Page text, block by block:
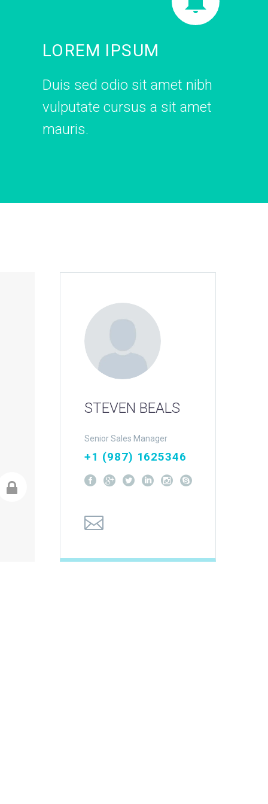

LOREM IPSUM
Duis sed odio sit amet nibh
vulputate cursus a sit amet
mauris.
STEVEN BEALS
Senior Sales Manager
+1 (987) 1625346